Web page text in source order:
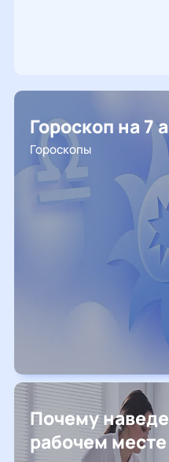
Гороскоп на 7
Гороскопы
Почему
рабочем